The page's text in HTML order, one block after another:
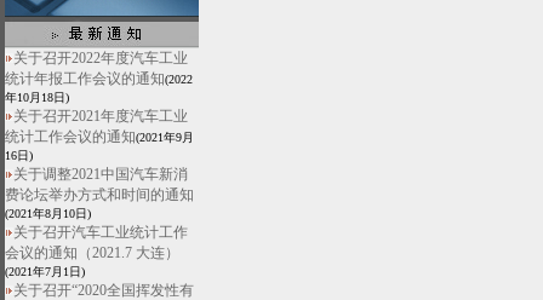
关于召开2022年度汽车工业
统计年报工作会议的通知(2022
年10月18日)
关于召开2021年度汽车工业
统计工作会议的通知(2021年9月
16日)
关于调整2021中国汽车新消
费论坛举办方式和时间的通知
(2021年8月10日)
关于召开汽车工业统计工作
会议的通知（2021.7 大连）
(2021年7月1日)
关于召开“2020全国挥发性有